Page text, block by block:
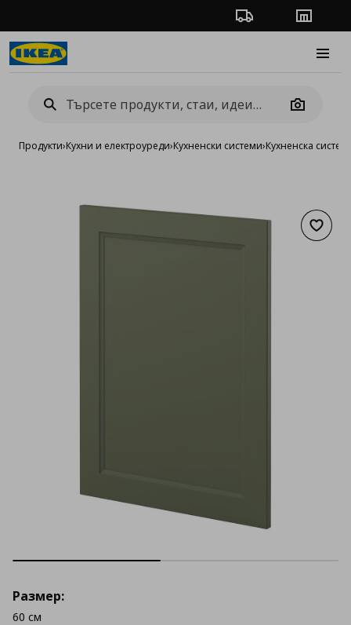
Проследяване на
Camera
Продукти›Кухни и електроуреди›Кухненски системи›Кухненска
Размер:
60 см